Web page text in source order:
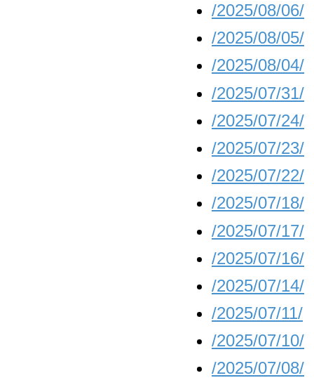
/2025/08/06/
/2025/08/05/
/2025/08/04/
/2025/07/31/
/2025/07/24/
/2025/07/23/
/2025/07/22/
/2025/07/18/
/2025/07/17/
/2025/07/16/
/2025/07/14/
/2025/07/11/
/2025/07/10/
/2025/07/08/